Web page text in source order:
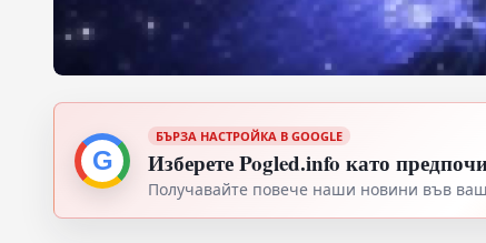
G
БЪРЗА НАСТРОЙКА В GOOGLE
Изберете Pogled.info като
Получавайте повече наши новини във